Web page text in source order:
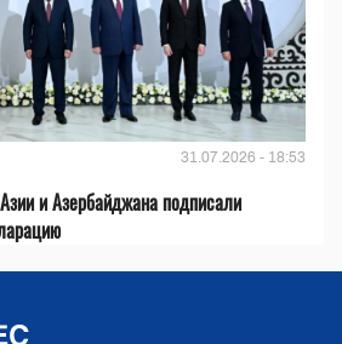
31.07.2026 - 18:53
и Азербайджана подписали